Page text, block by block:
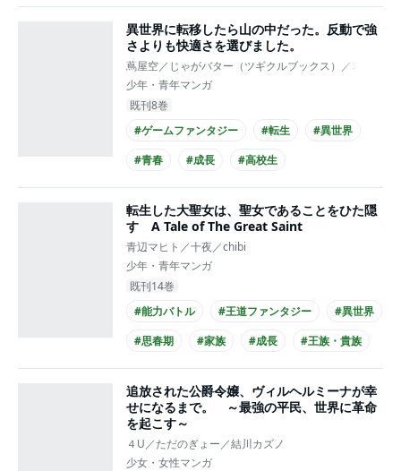
#王族・貴族との恋愛
#王子様系男子
#主人公が20代女性
#コミカライズ化
異世界に転移したら山の中だった。反動で強
さよりも快適さを選びました。
蔦屋空／じゃがバター（ツギクルブックス）／岩崎美奈
少年・青年マンガ
既刊8巻
#ゲームファンタジー
#転生
#異世界
#青春
#成長
#高校生
#コミカライズ化
転生した大聖女は、聖女であることをひた隠
す A Tale of The Great Saint
青辺マヒト／十夜／chibi
少年・青年マンガ
既刊14巻
#能力バトル
#王道ファンタジー
#異世界
#思春期
#家族 #成長
#王族・貴族
#コミカライズ化
追放された公爵令嬢、ヴィルヘルミーナが幸
せになるまで。 ～最強の平民、世界に革命
を起こす～
４U／ただのぎょー／結川カズノ
少女・女性マンガ